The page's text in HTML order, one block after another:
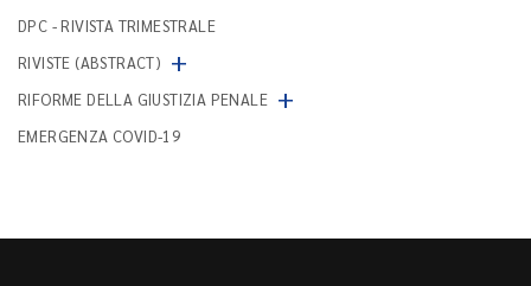
DPC - RIVISTA TRIMESTRALE
RIVISTE (ABSTRACT) +
RIFORME DELLA GIUSTIZIA PENALE +
EMERGENZA COVID-19